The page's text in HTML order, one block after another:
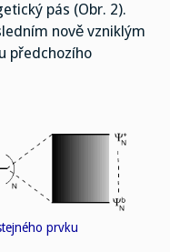
pás (Obr. 2).
nově vzniklým
předchozího
prvku